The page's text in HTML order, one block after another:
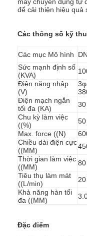
để cải thiện hiệu quả
Các thông số kỹ
Các mục Mô hình
Sức mạnh định số
(KVA)
Điện năng nhập
(V)
Điện mạch ngắn
tối đa (KA)
30
Chu kỳ làm việc
((%)
50
Max. force ((N)
Chiều dài điện cực
((MM)
Thời gian làm việc
((MM)
80
Tiêu thụ làm mát
((L/min)
20
Khả năng hàn tối
đa ((MM)
Đặc điểm